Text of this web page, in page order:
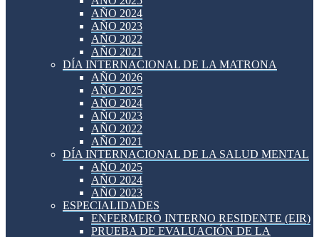
AÑO 2024
AÑO 2023
AÑO 2022
AÑO 2021
DÍA INTERNACIONAL DE LA MATRONA
AÑO 2026
AÑO 2025
AÑO 2024
AÑO 2023
AÑO 2022
AÑO 2021
DÍA INTERNACIONAL DE LA SALUD MENTAL
AÑO 2025
AÑO 2024
AÑO 2023
ESPECIALIDADES
ENFERMERO INTERNO RESIDENTE (EIR)
PRUEBA DE EVALUACIÓN DE LA